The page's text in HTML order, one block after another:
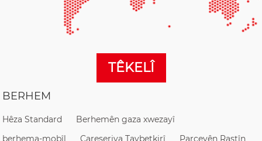
TÊKELÎ
BERHEM
Hêza Standard
Berhemên gaza xwezayî
berhema-mobîl
Çareseriya Taybetkirî Parçeyên Rastîn